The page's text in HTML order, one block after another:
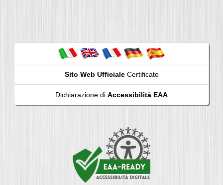
Sito Web UfficialeCertificato
Dichiarazione di Accessibilità EAA